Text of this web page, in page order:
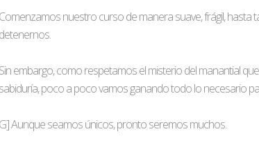
Comenzamos nuestro curso de manera suave, frágil, hasta
detenernos.
Sin embargo, como respetamos el misterio del manantial
sabiduría, poco a poco vamos ganando todo lo necesario
G] Aunque seamos únicos, pronto seremos muchos.